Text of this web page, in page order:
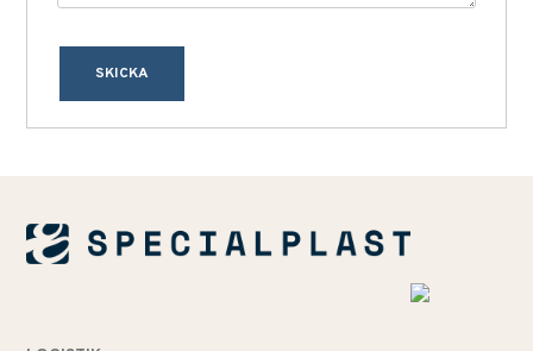
SKICKA